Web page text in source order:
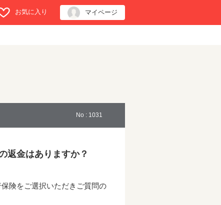
お気に入り マイページ
No : 1031
返金はありますか？
険をご選択いただきご質問の